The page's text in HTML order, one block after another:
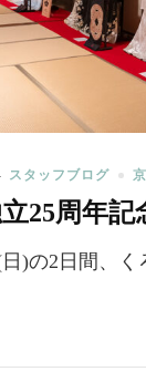
スタッフブログ
25周年記
日)の2日間、